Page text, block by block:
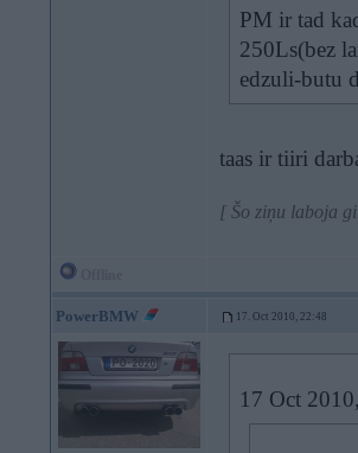
PM ir tad
250Ls(bez
edzuli-butu
taas ir tiiri
[ Šo ziņu laboja
PowerBMW 17. Oct 2010, 22:48
17 Oct